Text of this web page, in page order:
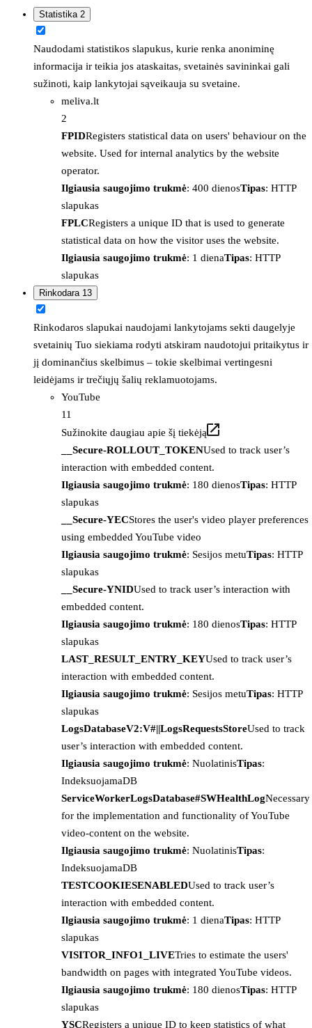
Statistika 2
Naudodami statistikos slapukus, kurie renka anoniminę
informacija ir teikia jos ataskaitas, svetainės savininkai gali
sužinoti, kaip lankytojai sąveikauja su svetaine.
meliva.lt
2
FPIDRegisters statistical data on users' behaviour on the
website. Used for internal analytics by the website
operator.
Ilgiausia saugojimo trukmė: 400 dienosTipas: HTTP
slapukas
FPLCRegisters a unique ID that is used to generate
statistical data on how the visitor uses the website.
Ilgiausia saugojimo trukmė: 1 dienaTipas: HTTP
slapukas
Rinkodara 13
Rinkodaros slapukai naudojami lankytojams sekti daugelyje
svetainių Tuo siekiama rodyti atskiram naudotojui pritaikytus ir
jį dominančius skelbimus – tokie skelbimai vertingesni
leidėjams ir trečiųjų šalių reklamuotojams.
YouTube
11
Sužinokite daugiau apie šį tiekėją
__Secure-ROLLOUT_TOKENUsed to track user’s
interaction with embedded content.
Ilgiausia saugojimo trukmė: 180 dienosTipas: HTTP
slapukas
__Secure-YECStores the user's video player preferences
using embedded YouTube video
Ilgiausia saugojimo trukmė: Sesijos metuTipas: HTTP
slapukas
__Secure-YNIDUsed to track user’s interaction with
embedded content.
Ilgiausia saugojimo trukmė: 180 dienosTipas: HTTP
slapukas
LAST_RESULT_ENTRY_KEYUsed to track user’s
interaction with embedded content.
Ilgiausia saugojimo trukmė: Sesijos metuTipas: HTTP
slapukas
LogsDatabaseV2:V#||LogsRequestsStoreUsed to track
user’s interaction with embedded content.
Ilgiausia saugojimo trukmė: NuolatinisTipas:
IndeksuojamaDB
ServiceWorkerLogsDatabase#SWHealthLogNecessary
for the implementation and functionality of YouTube
video-content on the website.
Ilgiausia saugojimo trukmė: NuolatinisTipas:
IndeksuojamaDB
TESTCOOKIESENABLEDUsed to track user’s
interaction with embedded content.
Ilgiausia saugojimo trukmė: 1 dienaTipas: HTTP
slapukas
VISITOR_INFO1_LIVETries to estimate the users'
bandwidth on pages with integrated YouTube videos.
Ilgiausia saugojimo trukmė: 180 dienosTipas: HTTP
slapukas
YSCRegisters a unique ID to keep statistics of what